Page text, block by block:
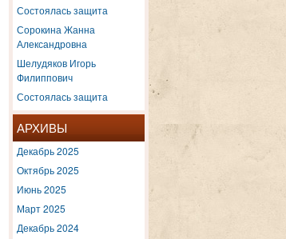
Состоялась защита
Сорокина Жанна
Александровна
Шелудяков Игорь
Филиппович
Состоялась защита
АРХИВЫ
Декабрь 2025
Октябрь 2025
Июнь 2025
Март 2025
Декабрь 2024